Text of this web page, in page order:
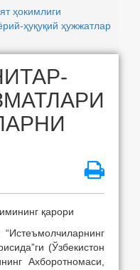
ҳокимлиги
ҳуқуқий ҳужжатлар
қарори
“Истеъмолчиларнинг
(Ўзбекистон
Ахборотномаси,